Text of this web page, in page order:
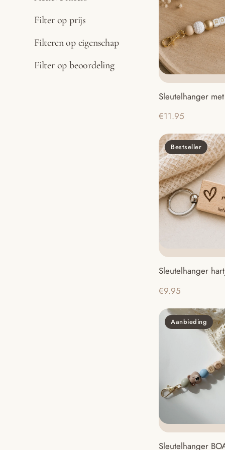
Filter op prijs
Filteren op eigenschap
Filter op beoordeling
Sleutelhanger
€11.95
Bestseller
Sleutelhanger
€9.95
Aanbieding
Sleutelhanger